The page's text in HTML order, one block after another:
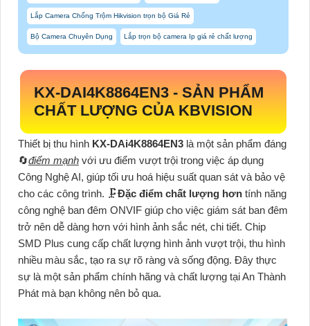
Lắp Camera Chống Trộm Hikvision trọn bộ Giá Rẻ
Bộ Camera Chuyên Dụng Lắp trọn bộ camera Ip giá rẻ chất lượng
KX-DAI4K8864EN3 - SẢN PHẨM
CHẤT LƯỢNG CỦA KBVISION
Thiết bị thu hình KX-DAi4K8864EN3 là một sản phẩm đáng
🔄điểm mạnh với ưu điểm vượt trội trong việc áp dụng
Công Nghệ AI, giúp tối ưu hoá hiệu suất quan sát và bảo vệ
cho các công trình. 🗜️Đặc điểm chất lượng hơn tính năng
công nghệ ban đêm ONVIF giúp cho việc giám sát ban đêm
trở nên dễ dàng hơn với hình ảnh sắc nét, chi tiết. Chip
SMD Plus cung cấp chất lượng hình ảnh vượt trội, thu hình
nhiều màu sắc, tạo ra sự rõ ràng và sống động. Đây thực
sự là một sản phẩm chính hãng và chất lượng tại An Thành
Phát mà bạn không nên bỏ qua.